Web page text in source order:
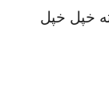
خپل خپل